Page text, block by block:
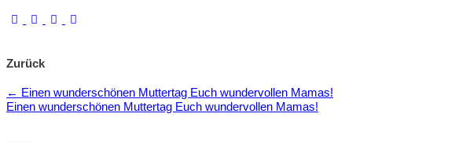
Zurück
← Einen wunderschönen Muttertag Euch wundervollen Mamas!
Einen wunderschönen Muttertag Euch wundervollen Mamas!